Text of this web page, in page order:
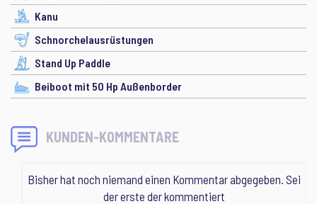
Kanu
Schnorchelausrüstungen
Stand Up Paddle
Beiboot mit 50 Hp Außenborder
KUNDEN-KOMMENTARE
Bisher hat noch niemand einen Kommentar abgegeben. Sei
der erste der kommentiert